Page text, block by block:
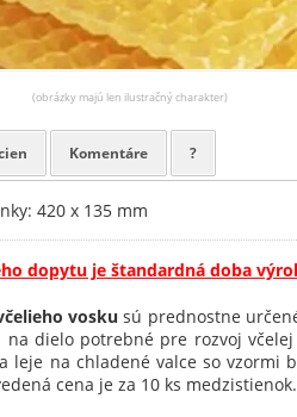
(obrázky majú len ilustračný charakter)
Komentáre ?
420 x 135 mm
dopytu je štandardná doba
vosku sú prednostne
na dielo potrebné pre rozvoj
leje na chladené valce so vzormi
cena je za 10 ks medzistienok.